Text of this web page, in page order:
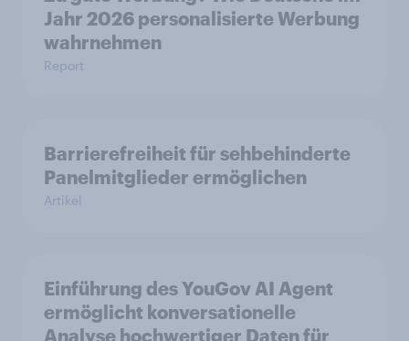
Jahr 2026 personalisierte Werbung
wahrnehmen
Report
Barrierefreiheit für sehbehinderte
Panelmitglieder ermöglichen
Artikel
Einführung des YouGov AI Agent
ermöglicht konversationelle
Analyse hochwertiger Daten für